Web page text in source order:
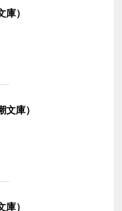
）
庫）
）